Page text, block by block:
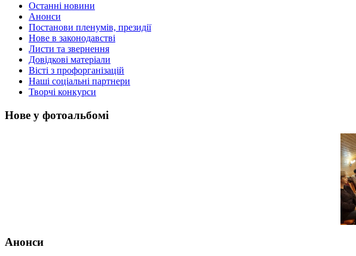
Останні новини
Анонси
Постанови пленумів, президії
Нове в законодавстві
Листи та звернення
Довідкові матеріали
Вісті з профорганізацій
Наші соціальні партнери
Творчі конкурси
Нове у фотоальбомі
Анонси